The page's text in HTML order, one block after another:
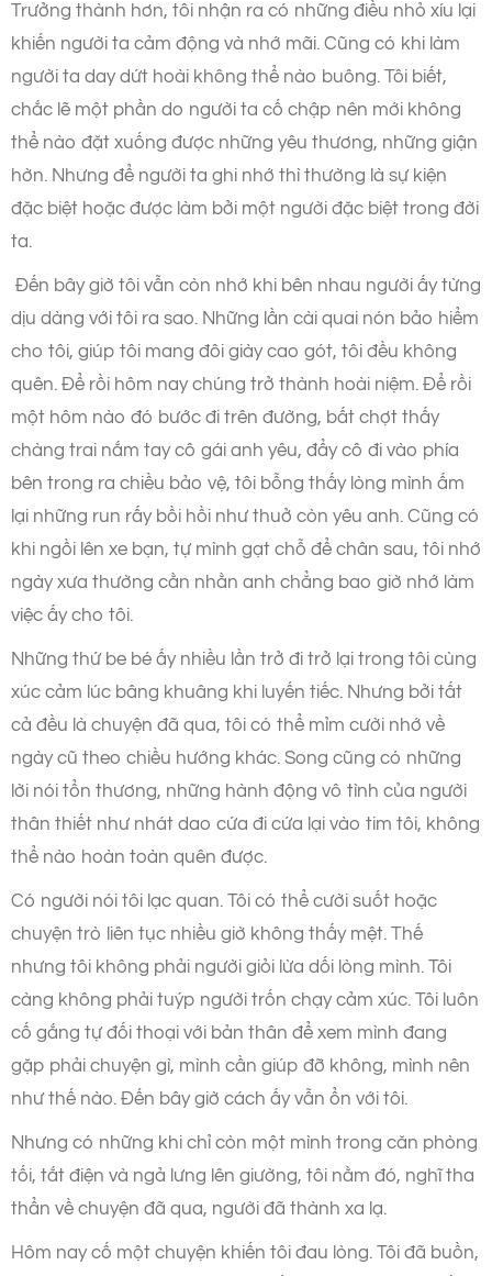
Trưởng thành hơn, tôi nhận ra có những điều nhỏ xíu lại
khiến người ta cảm động và nhớ mãi. Cũng có khi làm
người ta day dứt hoài không thể nào buông. Tôi biết,
chắc lẽ một phần do người ta cố chập nên mới không
thể nào đặt xuống được những yêu thương, những giận
hờn. Nhưng để người ta ghi nhớ thì thường là sự kiện
đặc biệt hoặc được làm bởi một người đặc biệt trong đời
ta.
Đến bây giờ tôi vẫn còn nhớ khi bên nhau người ấy từng
dịu dàng với tôi ra sao. Những lần cài quai nón bảo hiểm
cho tôi, giúp tôi mang đôi giày cao gót, tôi đều không
quên. Để rồi hôm nay chúng trở thành hoài niệm. Để rồi
một hôm nào đó bước đi trên đường, bất chợt thấy
chàng trai nắm tay cô gái anh yêu, đẩy cô đi vào phía
bên trong ra chiều bảo vệ, tôi bỗng thấy lòng mình ấm
lại những run rấy bồi hồi như thuở còn yêu anh. Cũng có
khi ngồi lên xe bạn, tự mình gạt chỗ để chân sau, tôi nhớ
ngày xưa thường cằn nhằn anh chẳng bao giờ nhớ làm
việc ấy cho tôi.
Những thứ be bé ấy nhiều lần trở đi trở lại trong tôi cùng
xúc cảm lúc bâng khuâng khi luyến tiếc. Nhưng bởi tất
cả đều là chuyện đã qua, tôi có thể mỉm cười nhớ về
ngày cũ theo chiều hướng khác. Song cũng có những
lời nói tổn thương, những hành động vô tình của người
thân thiết như nhát dao cứa đi cứa lại vào tim tôi, không
thể nào hoàn toàn quên được.
Có người nói tôi lạc quan. Tôi có thể cười suốt hoặc
chuyện trò liên tục nhiều giờ không thấy mệt. Thế
nhưng tôi không phải người giỏi lừa dối lòng mình. Tôi
càng không phải tuýp người trốn chạy cảm xúc. Tôi luôn
cố gắng tự đối thoại với bản thân để xem mình đang
gặp phải chuyện gì, mình cần giúp đỡ không, mình nên
như thế nào. Đến bây giờ cách ấy vẫn ổn với tôi.
Nhưng có những khi chỉ còn một mình trong căn phòng
tối, tắt điện và ngả lưng lên giường, tôi nằm đó, nghĩ tha
thẩn về chuyện đã qua, người đã thành xa lạ.
Hôm nay cố một chuyện khiến tôi đau lòng. Tôi đã buồn,